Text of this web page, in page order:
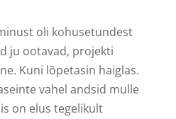
oli kohusetundest
ju ootavad, projekti
Kuni lõpetasin haiglas.
vahel andsid mulle
on elus tegelikult